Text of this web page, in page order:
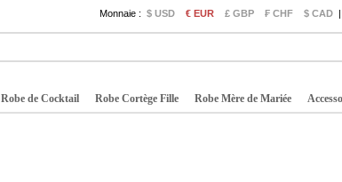
Monnaie : $ USD € EUR £ GBP ₣ CHF $ CAD |
Robe de Cocktail Robe Cortège Fille Robe Mère de Mariée